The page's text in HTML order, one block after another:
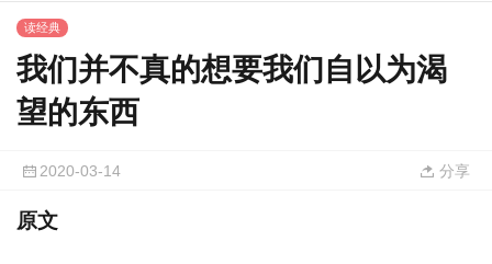
读经典
我们并不真的想要我们自以为渴
望的东西
2020-03-14 分享
原文